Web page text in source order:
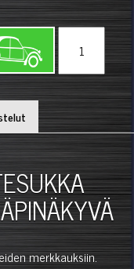
merkkauksiin.